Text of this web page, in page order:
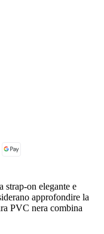
strap-on elegante e
approfondire la
PVC nera combina